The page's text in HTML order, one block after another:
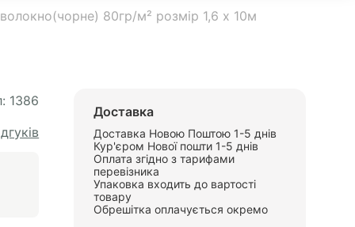
80гр/м² розмір 1,6 x 10м
1386
Доставка
Доставка Новою Поштою 1-5 днів
Кур'єром Нової пошти 1-5 днів
Оплата згідно з тарифами
перевізника
Упаковка входить до вартості
товару
Обрешітка оплачується окремо